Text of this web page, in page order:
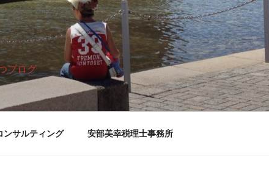
ブログ
ンサルティング 安部美幸税理士事務所